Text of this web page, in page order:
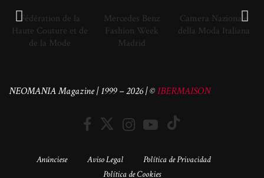
Fédération de la
Haute Couture et de
de la Mode
Mercedes Benz
Fashion Week
Madrid
Camera Nazionale
della Moda Italiana
NEOMANIA Magazine | 1999 – 2026 | ©IBERMAISON
Anúnciese Aviso Legal
Política de Privacidad
Política de Cookies